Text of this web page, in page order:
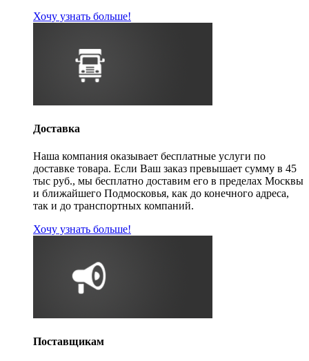
Хочу узнать больше!
Доставка
Наша компания оказывает бесплатные услуги по
доставке товара. Если Ваш заказ превышает сумму в 45
тыс руб., мы бесплатно доставим его в пределах Москвы
и ближайшего Подмосковья, как до конечного адреса,
так и до транспортных компаний.
Хочу узнать больше!
Поставщикам